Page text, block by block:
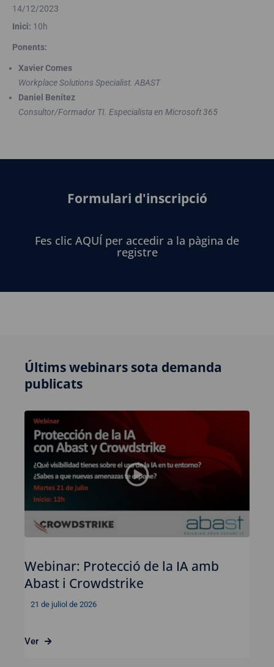
14/12/2023
Inici: 10h
Ponents:
Xavier Comes
Workplace Solutions Specialist. ABAST
Daniel Benítez
Consultor/Formador TI. Especialista en Microsoft 365
Formulari d'inscripció
Fes clic AQUÍ per accedir a la pàgina de
registre
Últims webinars sota demanda
publicats
Webinar: Protecció de la IA amb
Abast i Crowdstrike
21 de juliol de 2026
Ver